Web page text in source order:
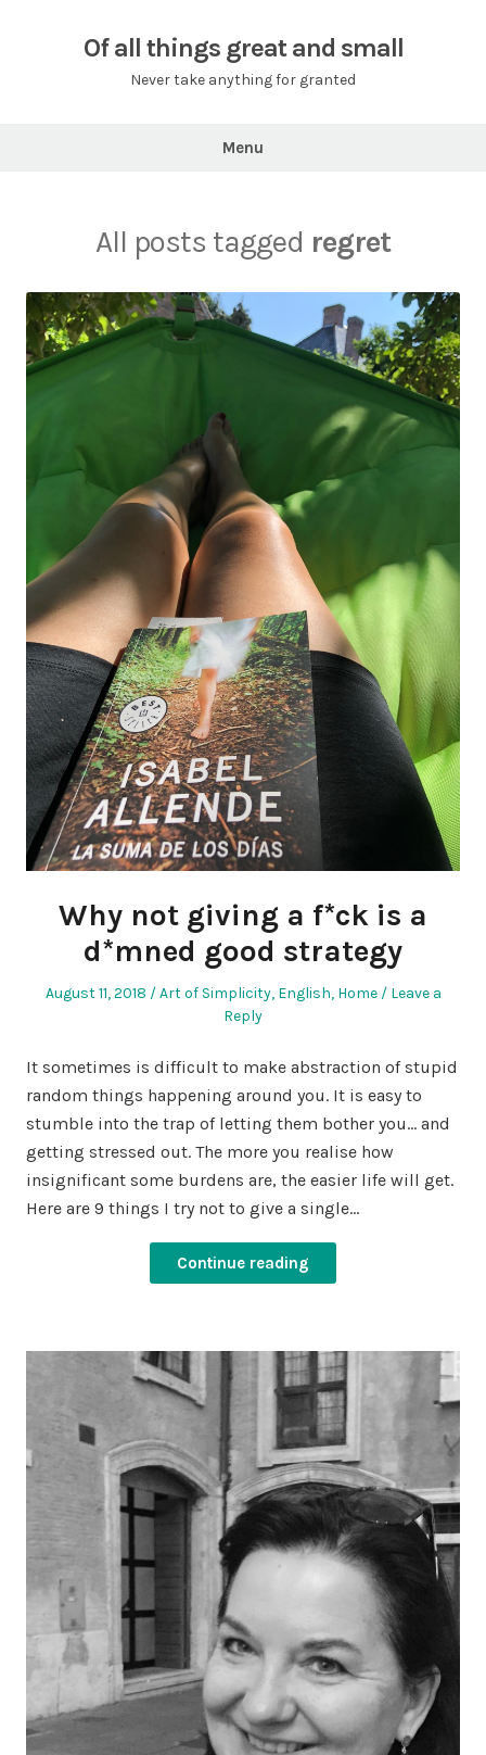
Of all things great and small
Never take anything for granted
Menu
All posts tagged regret
Why not giving a f*ck is a
d*mned good strategy
Posted
August 11, 2018
Posted
Art of Simplicity, English, Home
Leave a
Reply
It sometimes is difficult to make abstraction of stupid
random things happening around you. It is easy to
stumble into the trap of letting them bother you… and
getting stressed out. The more you realise how
insignificant some burdens are, the easier life will get.
Here are 9 things I try not to give a single…
Continue reading